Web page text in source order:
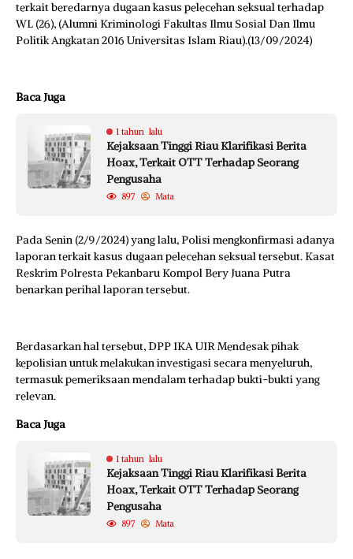
terkait beredarnya dugaan kasus pelecehan seksual terhadap
WL (26), (Alumni Kriminologi Fakultas Ilmu Sosial Dan Ilmu
Politik Angkatan 2016 Universitas Islam Riau).(13/09/2024)
Baca Juga
1 tahun lalu
Kejaksaan Tinggi Riau Klarifikasi Berita
Hoax, Terkait OTT Terhadap Seorang
Pengusaha
897 Mata
Pada Senin (2/9/2024) yang lalu, Polisi mengkonfirmasi adanya
laporan terkait kasus dugaan pelecehan seksual tersebut. Kasat
Reskrim Polresta Pekanbaru Kompol Bery Juana Putra
benarkan perihal laporan tersebut.
Berdasarkan hal tersebut, DPP IKA UIR Mendesak pihak
kepolisian untuk melakukan investigasi secara menyeluruh,
termasuk pemeriksaan mendalam terhadap bukti-bukti yang
relevan.
Baca Juga
1 tahun lalu
Kejaksaan Tinggi Riau Klarifikasi Berita
Hoax, Terkait OTT Terhadap Seorang
Pengusaha
897 Mata